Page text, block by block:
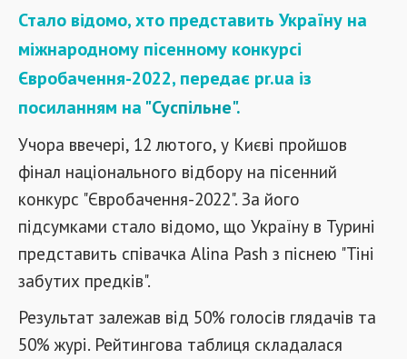
Стало відомо, хто представить Україну на
міжнародному пісенному конкурсі
Євробачення-2022, передає pr.ua із
посиланням на "Суспільне".
Учора ввечері, 12 лютого, у Києві пройшов
фінал національного відбору на пісенний
конкурс "Євробачення-2022". За його
підсумками стало відомо, що Україну в Турині
представить співачка Alina Pash з піснею "Тіні
забутих предків".
Результат залежав від 50% голосів глядачів та
50% журі. Рейтингова таблиця складалася